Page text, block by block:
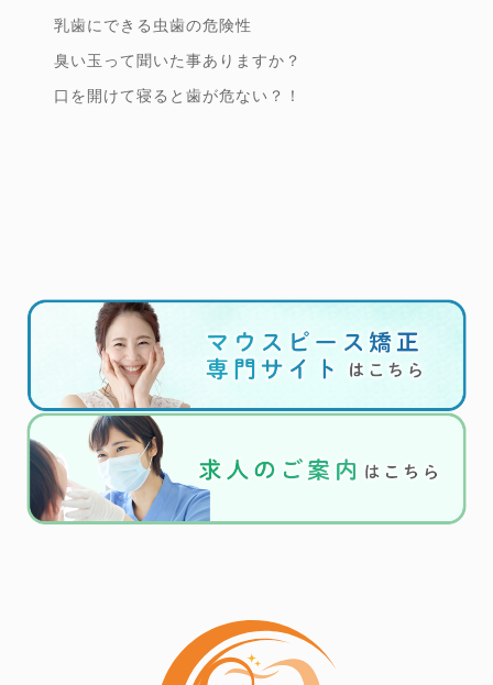
乳歯にできる虫歯の危険性
臭い玉って聞いた事ありますか？
口を開けて寝ると歯が危ない？！